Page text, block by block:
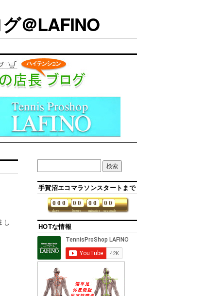
＠LAFINO
し
手賀沼エコマラソンスタートまで
days
0 0 0
hours
0 0
minutes
0 0
seconds
0 0
HOTな情報